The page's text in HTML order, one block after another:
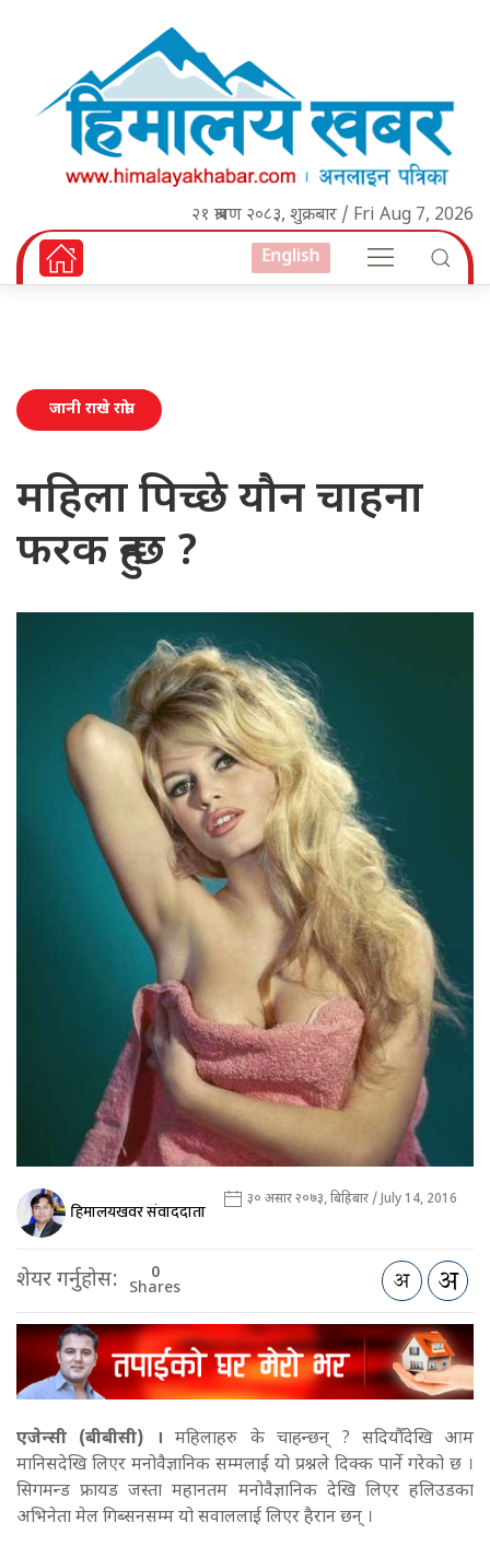
२१ श्रावण २०८३, शुक्रबार / Fri Aug 7, 2026
English
जानी राखे राम्रो
महिला पिच्छे यौन चाहना
फरक हुन्छ ?
हिमालयखवर संवाददाता ३० असार २०७३, बिहिबार / July 14, 2016
शेयर गर्नुहोस: 0
Shares
एजेन्सी (बीबीसी) । महिलाहरु के चाहन्छन् ? सदियौँदेखि आम
मानिसदेखि लिएर मनोवैज्ञानिक सम्मलाई यो प्रश्नले दिक्क पार्ने गरेको छ ।
सिगमन्ड फ्रायड जस्ता महानतम मनोवैज्ञानिक देखि लिएर हलिउडका
अभिनेता मेल गिब्सनसम्म यो सवाललाई लिएर हैरान छन् ।